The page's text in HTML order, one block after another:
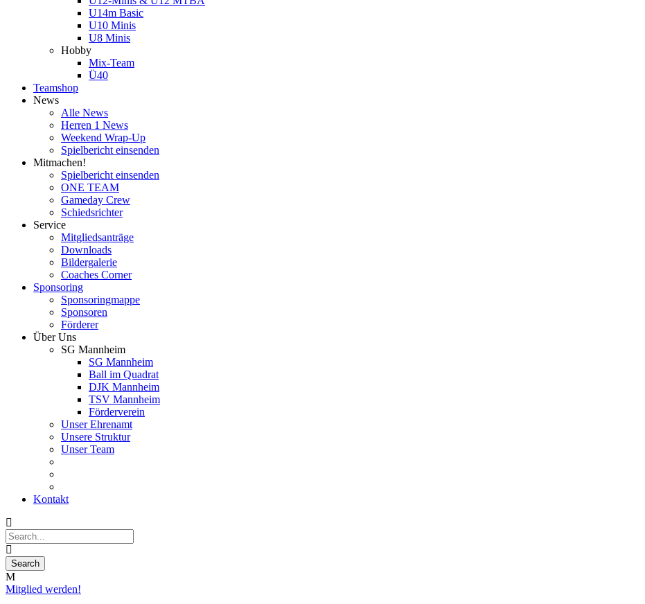
U14m Basic
U10 Minis
U8 Minis
Hobby
Mix-Team
Ü40
Teamshop
News
Alle News
Herren 1 News
Weekend Wrap-Up
Spielbericht einsenden
Mitmachen!
Spielbericht einsenden
ONE TEAM
Gameday Crew
Schiedsrichter
Service
Mitgliedsanträge
Downloads
Bildergalerie
Coaches Corner
Sponsoring
Sponsoringmappe
Sponsoren
Förderer
Über Uns
SG Mannheim
SG Mannheim
Ball im Quadrat
DJK Mannheim
TSV Mannheim
Förderverein
Unser Ehrenamt
Unsere Struktur
Unser Team
Kontakt
Mitglied werden!